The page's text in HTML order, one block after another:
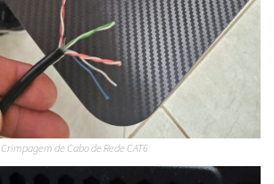
Crimpagem de Cabo de Rede CAT6